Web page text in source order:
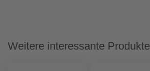
Weitere interessante Produkte